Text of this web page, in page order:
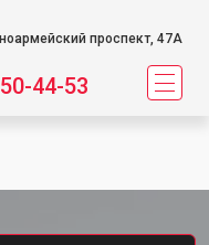
проспект, 47А
44-53